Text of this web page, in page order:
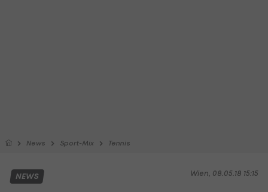
News Sport-Mix Tennis
Wien, 08.05.18 15:15
NEWS